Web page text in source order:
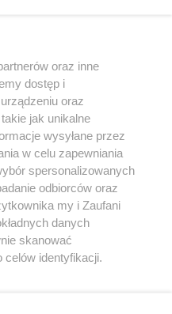
Instagram Youtube
oraz inne
dostęp i
oraz
jak unikalne
wysyłane przez
w celu zapewniania
spersonalizowanych
odbiorców oraz
my i Zaufani
danych
skanować
identyfikacji.